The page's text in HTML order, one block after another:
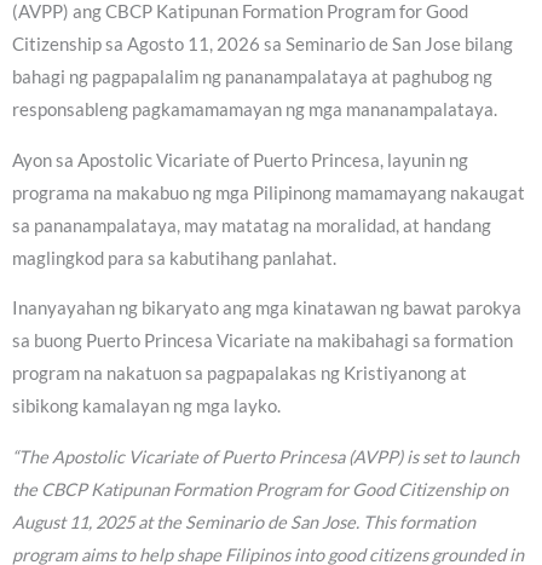
(AVPP) ang CBCP Katipunan Formation Program for Good
Citizenship sa Agosto 11, 2026 sa Seminario de San Jose bilang
bahagi ng pagpapalalim ng pananampalataya at paghubog ng
responsableng pagkamamamayan ng mga mananampalataya.
Ayon sa Apostolic Vicariate of Puerto Princesa, layunin ng
programa na makabuo ng mga Pilipinong mamamayang nakaugat
sa pananampalataya, may matatag na moralidad, at handang
maglingkod para sa kabutihang panlahat.
Inanyayahan ng bikaryato ang mga kinatawan ng bawat parokya
sa buong Puerto Princesa Vicariate na makibahagi sa formation
program na nakatuon sa pagpapalakas ng Kristiyanong at
sibikong kamalayan ng mga layko.
“The Apostolic Vicariate of Puerto Princesa (AVPP) is set to launch
the CBCP Katipunan Formation Program for Good Citizenship on
August 11, 2025 at the Seminario de San Jose. This formation
program aims to help shape Filipinos into good citizens grounded in